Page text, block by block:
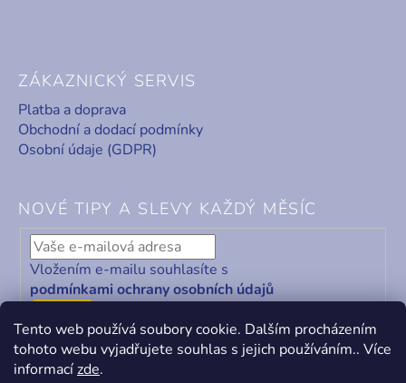
Tento web používá soubory cookie. Dalším procházením
tohoto webu vyjadřujete souhlas s jejich používáním.. Více
informacízde.
ZÁKAZNICKÝ SERVIS
Platba a doprava
Obchodní a dodací podmínky
Osobní údaje (GDPR)
NOVÉ TIPY A SLEVY KAŽDÝ MĚSÍC
Vložením e-mailu souhlasíte s
podmínkami ochrany osobních údajů
ODEBÍRAT